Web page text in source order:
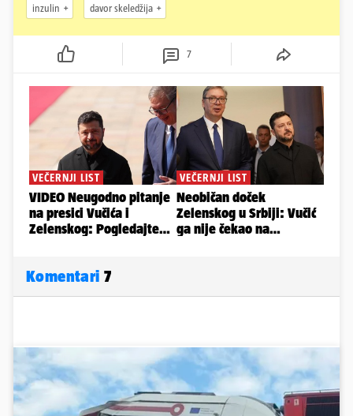
inzulin davor skeledžija
7
Komentari 7